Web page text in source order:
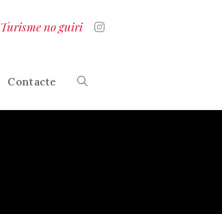
Turisme no guiri
Contacte Alterna